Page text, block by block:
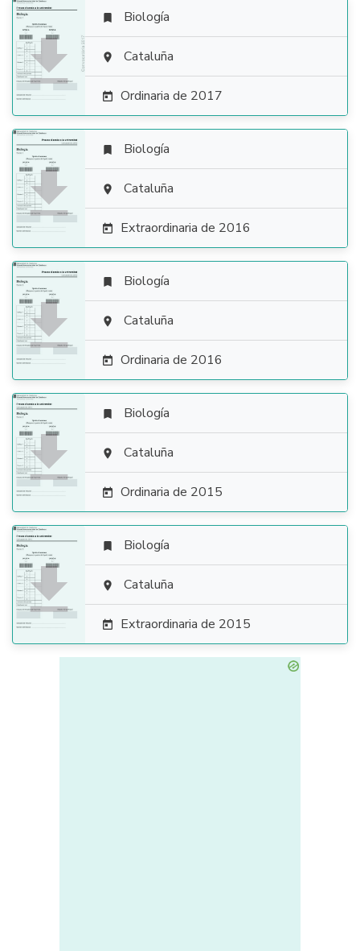

 Biología
 Cataluña
 Ordinaria de 2017

 Biología
 Cataluña
 Extraordinaria de 2016

 Biología
 Cataluña
 Ordinaria de 2016

 Biología
 Cataluña
 Ordinaria de 2015

 Biología
 Cataluña
 Extraordinaria de 2015